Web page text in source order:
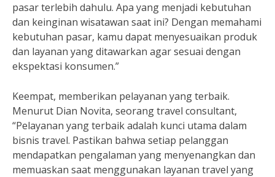
pasar terlebih dahulu. Apa yang menjadi kebutuhan
dan keinginan wisatawan saat ini? Dengan memahami
kebutuhan pasar, kamu dapat menyesuaikan produk
dan layanan yang ditawarkan agar sesuai dengan
ekspektasi konsumen.”
Keempat, memberikan pelayanan yang terbaik.
Menurut Dian Novita, seorang travel consultant,
“Pelayanan yang terbaik adalah kunci utama dalam
bisnis travel. Pastikan bahwa setiap pelanggan
mendapatkan pengalaman yang menyenangkan dan
memuaskan saat menggunakan layanan travel yang